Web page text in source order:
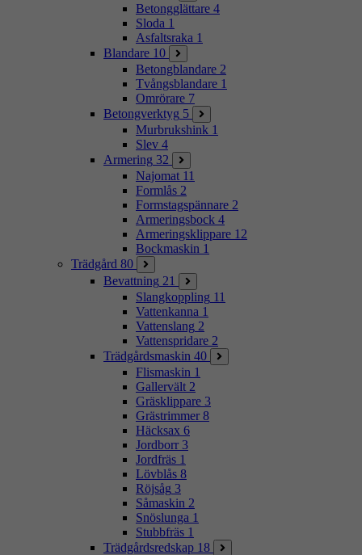
Betongglättare 4
Sloda 1
Asfaltsraka 1
Blandare 10
Betongblandare 2
Tvångsblandare 1
Omrörare 7
Betongverktyg 5
Murbrukshink 1
Slev 4
Armering 32
Najomat 11
Formlås 2
Formstagspännare 2
Armeringsbock 4
Armeringsklippare 12
Bockmaskin 1
Trädgård 80
Bevattning 21
Slangkoppling 11
Vattenkanna 1
Vattenslang 2
Vattenspridare 2
Trädgårdsmaskin 40
Flismaskin 1
Gallervält 2
Gräsklippare 3
Grästrimmer 8
Häcksax 6
Jordborr 3
Jordfräs 1
Lövblås 8
Röjsåg 3
Såmaskin 2
Snöslunga 1
Stubbfräs 1
Trädgårdsredskap 18